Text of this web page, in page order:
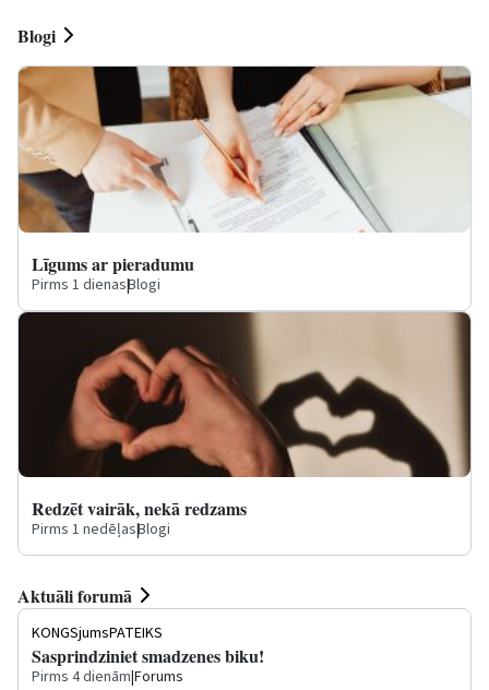
Blogi
Līgums ar pieradumu
Pirms 1 dienas|Blogi
Redzēt vairāk, nekā redzams
Pirms 1 nedēļas|Blogi
Aktuāli forumā
KONGSjumsPATEIKS
Sasprindziniet smadzenes biku!
Pirms 4 dienām|Forums